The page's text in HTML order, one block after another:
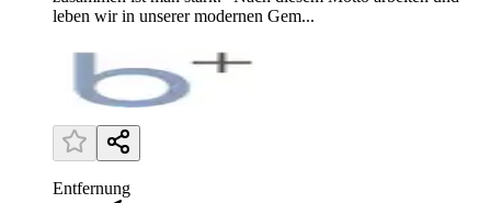
leben wir in unserer modernen Gem...
Entfernung